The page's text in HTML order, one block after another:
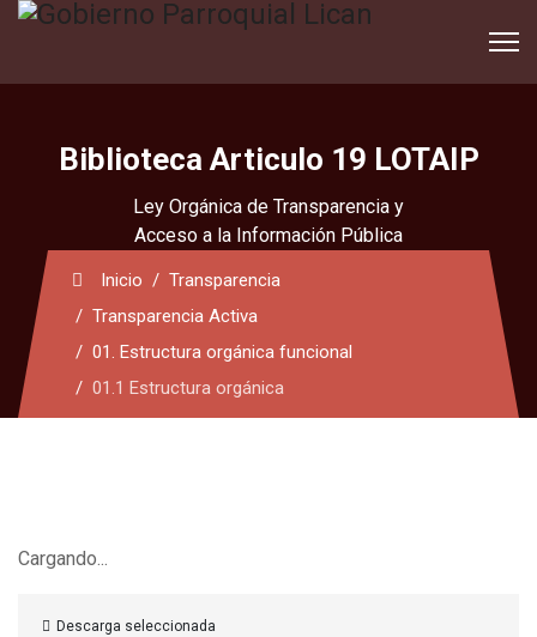
Biblioteca Articulo 19 LOTAIP
Ley Orgánica de Transparencia y
Acceso a la Información Pública
Inicio
Transparencia
Transparencia Activa
01. Estructura orgánica funcional
01.1 Estructura orgánica
Cargando...
Descarga seleccionada